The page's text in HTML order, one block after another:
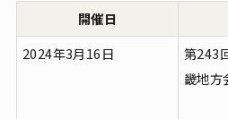
開催日
2024年3月16日
第243
畿地方